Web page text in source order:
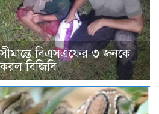
বিএসএফের ৩ জনকে
বিজিবি